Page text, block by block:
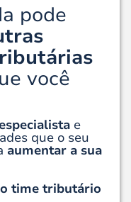
pode
você
e
que o seu
aumentar a sua
time tributário